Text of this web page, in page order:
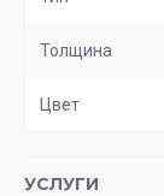
Толщина
Цвет
УСЛУГИ